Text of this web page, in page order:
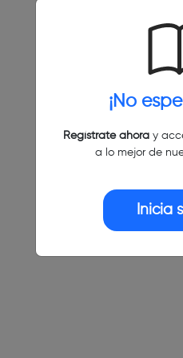
¡No
Regístrate ahoray
a lo mejor de
Inicia